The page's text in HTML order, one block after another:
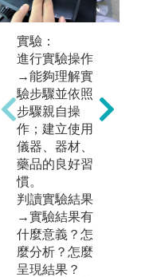
神經科學
圖解:果蠅神經
傳導網路系統
版權:清大生科
系羅中泉教授
實驗：
進行實驗操作
→能夠理解實
驗步驟並依照
步驟親自操
作；建立使用
儀器、器材、
藥品的良好習
慣。
判讀實驗結果
→實驗結果有
什麼意義？怎
麼分析？怎麼
呈現結果？